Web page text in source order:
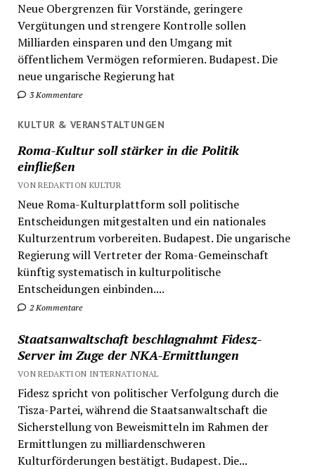
Neue Obergrenzen für Vorstände, geringere
Vergütungen und strengere Kontrolle sollen
Milliarden einsparen und den Umgang mit
öffentlichem Vermögen reformieren. Budapest. Die
neue ungarische Regierung hat
3 Kommentare
KULTUR & VERANSTALTUNGEN
Roma-Kultur soll stärker in die Politik
einfließen
VON REDAKTION KULTUR
Neue Roma-Kulturplattform soll politische
Entscheidungen mitgestalten und ein nationales
Kulturzentrum vorbereiten. Budapest. Die ungarische
Regierung will Vertreter der Roma-Gemeinschaft
künftig systematisch in kulturpolitische
Entscheidungen einbinden....
2 Kommentare
Staatsanwaltschaft beschlagnahmt Fidesz-
Server im Zuge der NKA-Ermittlungen
VON REDAKTION INTERNATIONAL
Fidesz spricht von politischer Verfolgung durch die
Tisza-Partei, während die Staatsanwaltschaft die
Sicherstellung von Beweismitteln im Rahmen der
Ermittlungen zu milliardenschweren
Kulturförderungen bestätigt. Budapest. Die...